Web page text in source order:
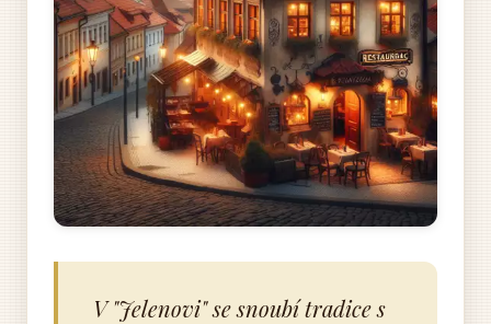
V "Jelenovi" se snoubí tradice s